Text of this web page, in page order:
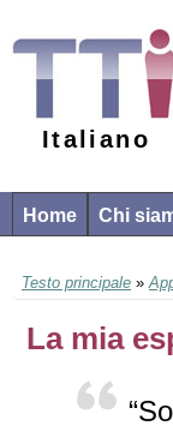
Italiano
Home Chi
Testo principale »
La mia